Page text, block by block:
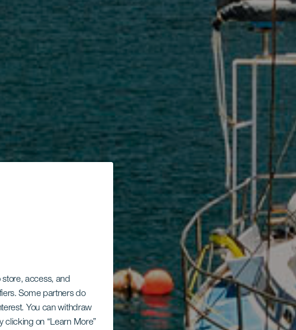
access, and
Some partners do
You can withdraw
clicking on “Learn More”